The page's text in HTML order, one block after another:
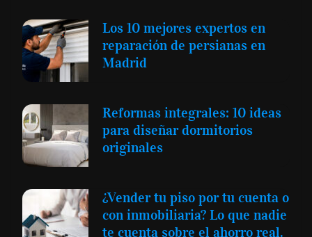
Los 10 mejores expertos en
reparación de persianas en
Madrid
Reformas integrales: 10 ideas
para diseñar dormitorios
originales
¿Vender tu piso por tu cuenta o
con inmobiliaria? Lo que nadie
te cuenta sobre el ahorro real.